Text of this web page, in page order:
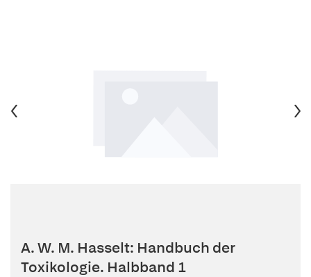
A. W. M. Hasselt: Handbuch der
Toxikologie. Halbband 1